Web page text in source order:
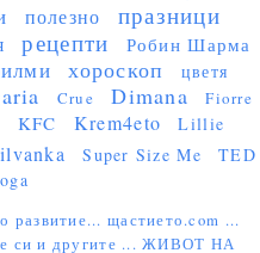
полезно
празници
рецепти Робин Шарма
хороскоп цветя
Crue Dimana Fiorre
KFC Krem4eto Lillie
Super Size Me TED
развитие... щастието.com ...
си и другите ...ЖИВОТ НА